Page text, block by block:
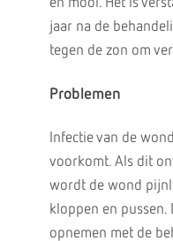
en mooi. Het is
jaar na de
tegen de zon om
Problemen
Infectie van de
voorkomt. Als dit
wordt de wond
kloppen en pussen.
opnemen met de